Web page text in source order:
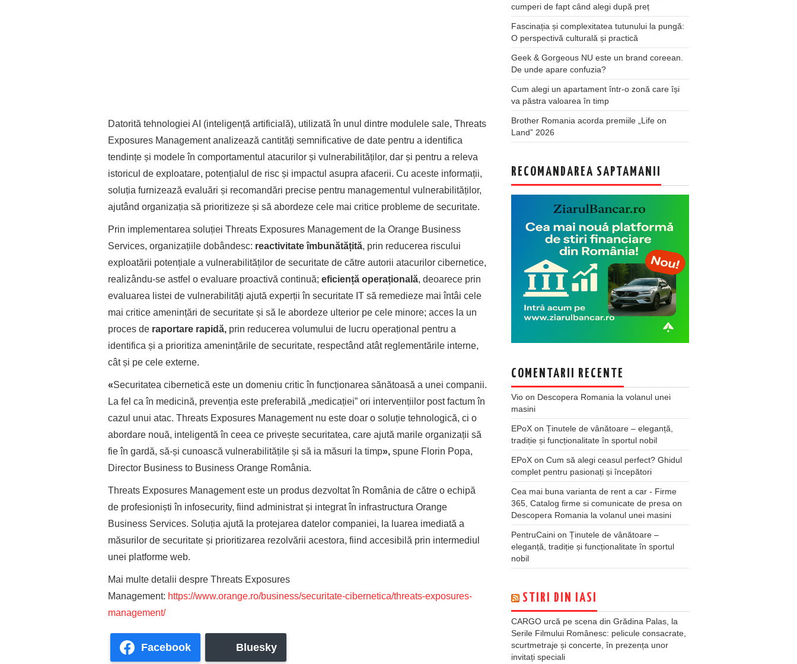
Datorită tehnologiei AI (inteligență artificială), utilizată în unul dintre modulele sale, Threats
Exposures Management analizează cantități semnificative de date pentru a identifica
tendințe și modele în comportamentul atacurilor și vulnerabilităților, dar și pentru a releva
istoricul de exploatare, potențialul de risc și impactul asupra afacerii. Cu aceste informații,
soluția furnizează evaluări și recomandări precise pentru managementul vulnerabilităților,
ajutând organizația să prioritizeze și să abordeze cele mai critice probleme de securitate.
Prin implementarea soluției Threats Exposures Management de la Orange Business
Services, organizațiile dobândesc: reactivitate îmbunătățită, prin reducerea riscului
exploatării potențiale a vulnerabilităților de securitate de către autorii atacurilor cibernetice,
realizându-se astfel o evaluare proactivă continuă; eficiență operațională, deoarece prin
evaluarea listei de vulnerabilități ajută experții în securitate IT să remedieze mai întâi cele
mai critice amenințări de securitate și să le abordeze ulterior pe cele minore; acces la un
proces de raportare rapidă, prin reducerea volumului de lucru operațional pentru a
identifica și a prioritiza amenințările de securitate, respectând atât reglementările interne,
cât și pe cele externe.
«Securitatea cibernetică este un domeniu critic în funcționarea sănătoasă a unei companii.
La fel ca în medicină, prevenția este preferabilă „medicației” ori intervențiilor post factum în
cazul unui atac. Threats Exposures Management nu este doar o soluție tehnologică, ci o
abordare nouă, inteligentă în ceea ce privește securitatea, care ajută marile organizații să
fie în gardă, să-și cunoască vulnerabilitățile și să ia măsuri la timp», spune Florin Popa,
Director Business to Business Orange România.
Threats Exposures Management este un produs dezvoltat în România de către o echipă
de profesioniști în infosecurity, fiind administrat și integrat în infrastructura Orange
Business Services. Soluția ajută la protejarea datelor companiei, la luarea imediată a
măsurilor de securitate și prioritizarea rezolvării acestora, fiind accesibilă prin intermediul
unei platforme web.
Mai multe detalii despre Threats Exposures
Management: https://www.orange.ro/business/securitate-cibernetica/threats-exposures-
management/
Facebook Bluesky
cumperi de fapt când alegi după preț
Fascinația și complexitatea tutunului la pungă:
O perspectivă culturală și practică
Geek & Gorgeous NU este un brand coreean.
De unde apare confuzia?
Cum alegi un apartament într-o zonă care își
va păstra valoarea în timp
Brother Romania acorda premiile „Life on
Land” 2026
RECOMANDAREA SAPTAMANII
COMENTARII RECENTE
Vio on Descopera Romania la volanul unei
masini
EPoX on Ținutele de vânătoare – eleganță,
tradiție și funcționalitate în sportul nobil
EPoX on Cum să alegi ceasul perfect? Ghidul
complet pentru pasionați și începători
Cea mai buna varianta de rent a car - Firme
365, Catalog firme si comunicate de presa on
Descopera Romania la volanul unei masini
PentruCaini on Ținutele de vânătoare –
eleganță, tradiție și funcționalitate în sportul
nobil
STIRI DIN IASI
CARGO urcă pe scena din Grădina Palas, la
Serile Filmului Românesc: pelicule consacrate,
scurtmetraje și concerte, în prezența unor
invitați speciali